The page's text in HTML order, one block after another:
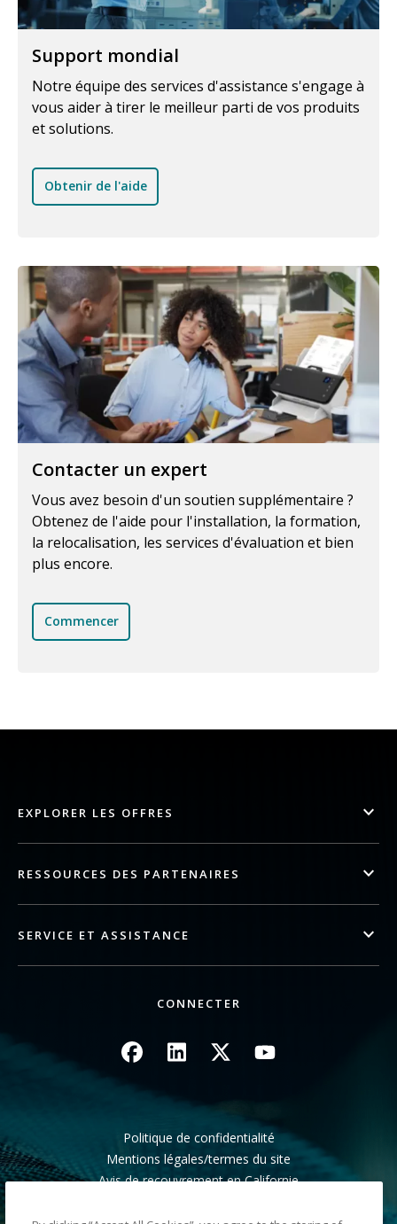
Support mondial
Notre équipe des services d'assistance s'engage à
vous aider à tirer le meilleur parti de vos produits
et solutions.
Obtenir de l'aide
Contacter un expert
Vous avez besoin d'un soutien supplémentaire ?
Obtenez de l'aide pour l'installation, la formation,
la relocalisation, les services d'évaluation et bien
plus encore.
Commencer
EXPLORER LES OFFRES
RESSOURCES DES PARTENAIRES
SERVICE ET ASSISTANCE
CONNECTER
Image Image Image Image
Politique de confidentialité
Mentions légales/termes du site
Avis de recouvrement en Californie